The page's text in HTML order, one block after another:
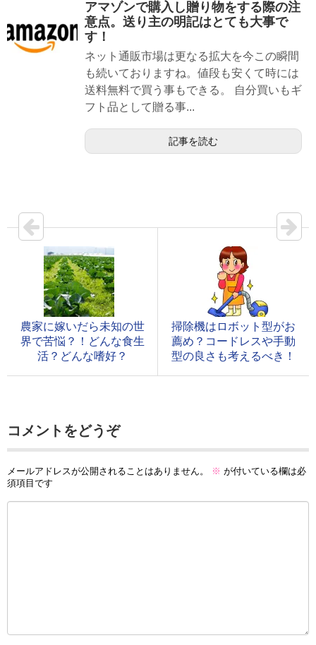
アマゾンで購入し贈り物をする際の注
意点。送り主の明記はとても大事で
す！
ネット通販市場は更なる拡大を今この瞬間
も続いておりますね。値段も安くて時には
送料無料で買う事もできる。 自分買いもギ
フト品として贈る事...
記事を読む
農家に嫁いだら未知の世
界で苦悩？！どんな食生
活？どんな嗜好？
掃除機はロボット型がお
薦め？コードレスや手動
型の良さも考えるべき！
コメントをどうぞ
メールアドレスが公開されることはありません。 ※ が付いている欄は必
須項目です